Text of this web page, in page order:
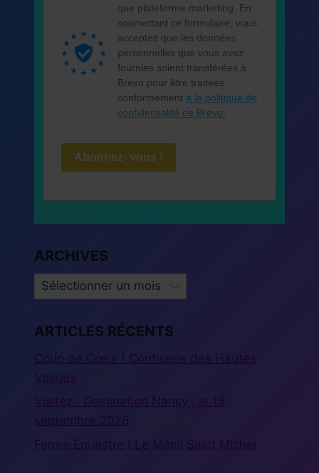
que plateforme marketing. En
soumettant ce formulaire, vous
acceptez que les données
personnelles que vous avez
fournies soient transférées à
Brevo pour être traitées
conformément à la politique de
confidentialité de Brevo.
Abonnez- vous !
ARCHIVES
ARCHIVES
ARTICLES RÉCENTS